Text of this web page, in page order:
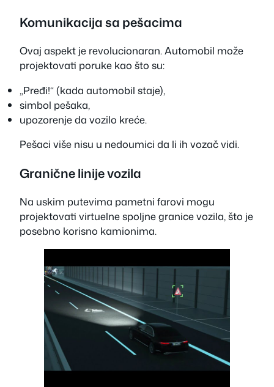
Komunikacija sa pešacima
Ovaj aspekt je revolucionaran. Automobil može
projektovati poruke kao što su:
„Pređi!“ (kada automobil staje),
simbol pešaka,
upozorenje da vozilo kreće.
Pešaci više nisu u nedoumici da li ih vozač vidi.
Granične linije vozila
Na uskim putevima pametni farovi mogu
projektovati virtuelne spoljne granice vozila, što je
posebno korisno kamionima.